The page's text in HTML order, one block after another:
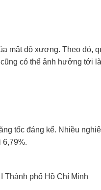
mật độ xương. Theo đó,
có thể ảnh hưởng tới
tốc đáng kể. Nhiều
6,79%.
Thành phố Hồ Chí Minh